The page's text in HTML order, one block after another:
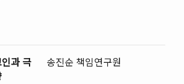
과 극
송진순 책임연구원